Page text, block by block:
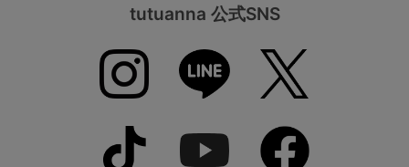
tutuanna 公式SNS